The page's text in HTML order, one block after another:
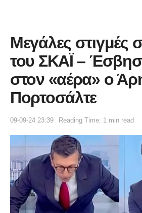
Μεγάλες στιγμές
του ΣΚΑΪ –
στον «αέρα» ο
Πορτοσάλτε
09-09-24 23:39 Reading Time: 1 min read